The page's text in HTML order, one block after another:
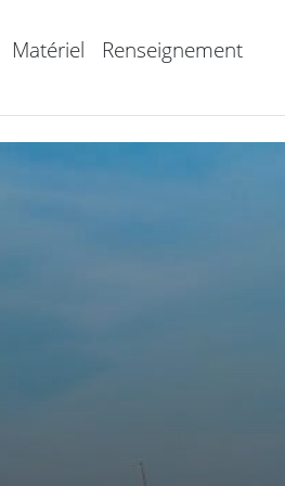
Matériel Renseignement